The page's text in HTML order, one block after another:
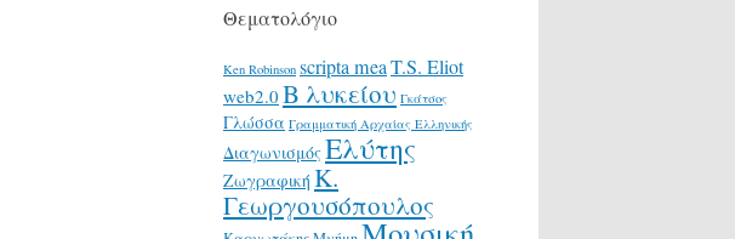
Θεματολόγιο
Ken Robinson scripta meaT.S. Eliot
web2.0 Β λυκείου Γκάτσος
Γλώσσα Γραμματική Αρχαίας Ελληνικής
ΔιαγωνισμόςΕλύτης
Ζωγραφική Κ.
Γεωργουσόπουλος